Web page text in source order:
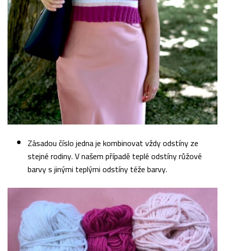
Zásadou číslo jedna je kombinovat vždy odstíny ze
stejné rodiny. V našem případě teplé odstíny růžové
barvy s jinými teplými odstíny téže barvy.